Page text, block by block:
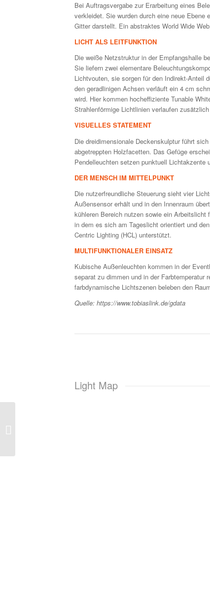
Bei Auftragsvergabe zur Erarbeitung eines
verkleidet. Sie wurden durch eine neue
Gitter darstellt. Ein abstraktes World Wide
LICHT ALS LEITFUNKTION
Die weiße Netzstruktur in der Empfangshalle
Sie liefern zwei elementare
Lichtvouten, sie sorgen für den Indirekt-Anteil
den geradlinigen Achsen verläuft ein 4 cm
wird. Hier kommen hocheffiziente Tunable
Strahlenförmige Lichtlinien verlaufen
VISUELLES STATEMENT
Die dreidimensionale Deckenskulptur führt
abgetreppten Holzfacetten. Das Gefüge
Pendelleuchten setzen punktuell Lichtakzente
DER MENSCH IM MITTELPUNKT
Die nutzerfreundliche Steuerung sieht vier
Außensensor erhält und in den Innenraum
kühleren Bereich nutzen sowie ein
in dem es sich am Tageslicht orientiert und
Centric Lighting (HCL) unterstützt.
MULTIFUNKTIONALER EINSATZ
Kubische Außenleuchten kommen in der
separat zu dimmen und in der Farbtemperatur
farbdynamische Lichtszenen beleben den
Quelle: https://www.tobiaslink.de/gdata
Light Map